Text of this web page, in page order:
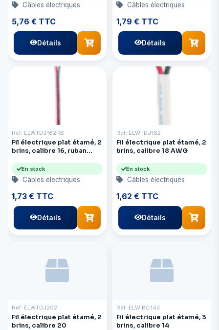
Câbles électriques
5,76 € TTC
Détails
Câbles électriques
1,79 € TTC
Détails
Réf: ELWTDJ162RB
Fil électrique plat étamé, 2
brins, calibre 16, ruban
En stock
Câbles électriques
1,73 € TTC
Détails
Réf: ELWTDJ182
Fil électrique plat étamé, 2
brins, calibre 18 AWG
En stock
Câbles électriques
1,62 € TTC
Détails
Réf: ELWTDJ202
Fil électrique plat étamé, 2
brins, calibre 20
Réf: ELWIBC143
Fil électrique plat étamé, 3
brins, calibre 14